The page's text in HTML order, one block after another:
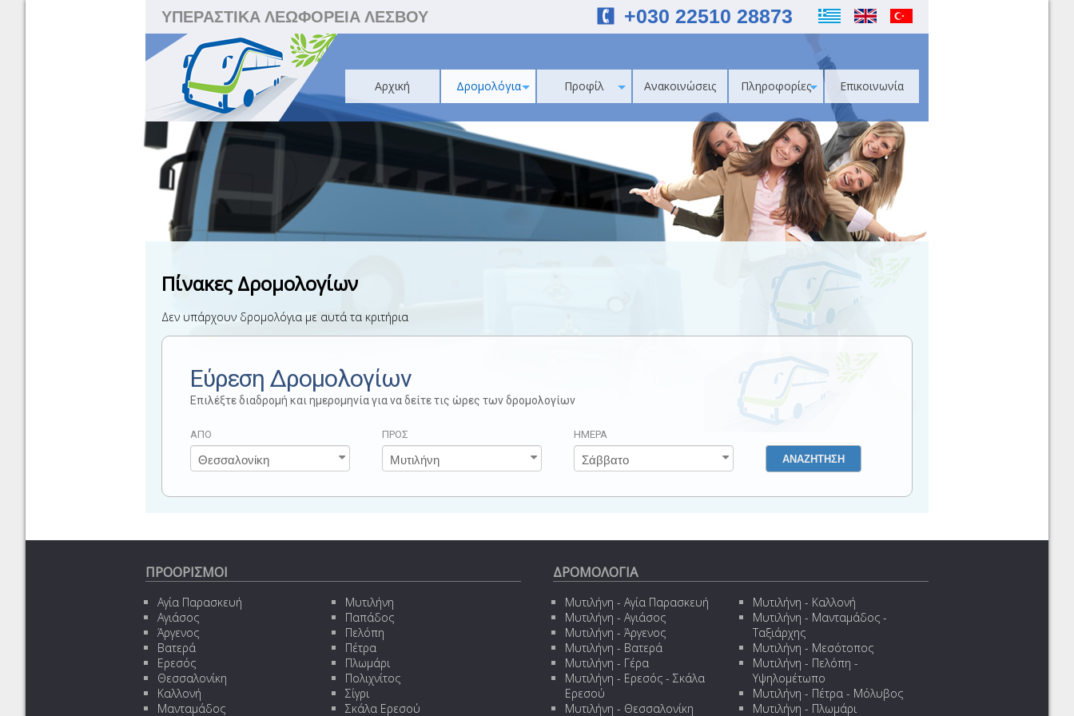
ΥΠΕΡΑΣΤΙΚΑ ΛΕΩΦΟΡΕΙΑ ΛΕΣΒΟΥ +030 22510 28873
Αρχική Δρομολόγια Προφίλ Ανακοινώσεις Πληροφορίες Επικοινωνία
Πίνακες Δρομολογίων
Δεν υπάρχουν δρομολόγια με αυτά τα κριτήρια
Εύρεση Δρομολογίων
Επιλέξτε διαδρομή και ημερομηνία για να δείτε τις ώρες των δρομολογίων
ΑΠΟ ΠΡΟΣ ΗΜΕΡΑ
ΠΡΟΟΡΙΣΜΟΙ ΔΡΟΜΟΛΟΓΙΑ
Αγία Παρασκευή
Αγιάσος
Άργενος
Βατερά
Ερεσός
Θεσσαλονίκη
Καλλονή
Μανταμάδος
Μυτιλήνη
Παπάδος
Πελόπη
Πέτρα
Πλωμάρι
Πολιχνίτος
Σίγρι
Σκάλα Ερεσού
Μυτιλήνη - Αγία Παρασκευή
Μυτιλήνη - Αγιάσος
Μυτιλήνη - Άργενος
Μυτιλήνη - Βατερά
Μυτιλήνη - Γέρα
Μυτιλήνη - Ερεσός - Σκάλα
Ερεσού
Μυτιλήνη - Θεσσαλονίκη
Μυτιλήνη - Καλλονή
Μυτιλήνη - Μανταμάδος -
Ταξιάρχης
Μυτιλήνη - Μεσότοπος
Μυτιλήνη - Πελόπη -
Υψηλομέτωπο
Μυτιλήνη - Πέτρα - Μόλυβος
Μυτιλήνη - Πλωμάρι